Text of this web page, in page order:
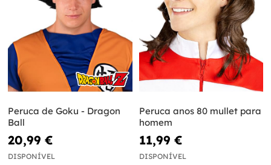
Peruca de Goku - Dragon
Ball
20,99 €
DISPONÍVEL
Peruca anos 80 mullet para
homem
11,99 €
DISPONÍVEL